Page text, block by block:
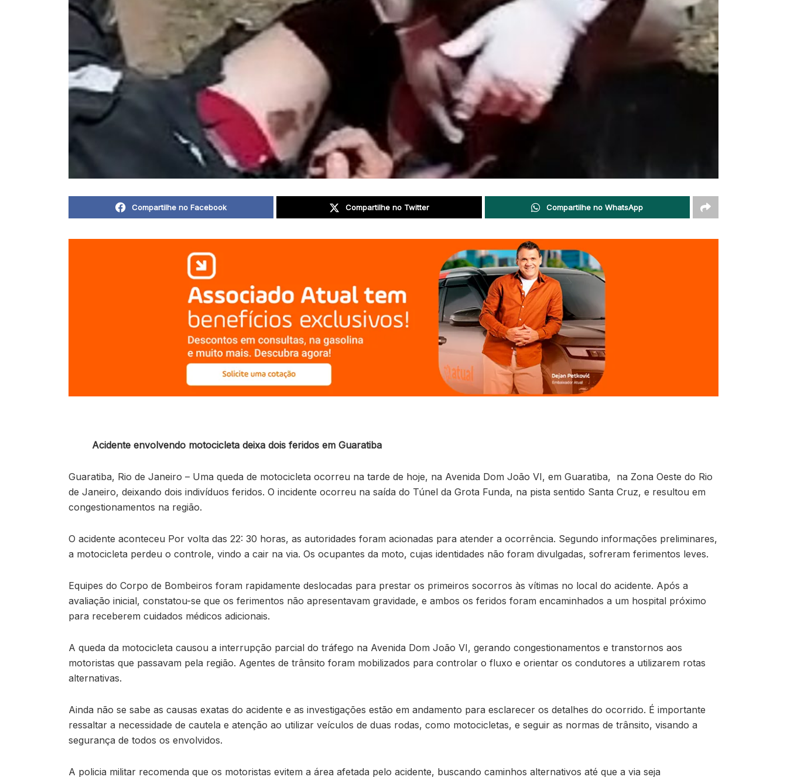
Compartilhe no Facebook Compartilhe no Twitter Compartilhe no WhatsApp
Acidente envolvendo motocicleta deixa dois feridos em Guaratiba
Guaratiba, Rio de Janeiro – Uma queda de motocicleta ocorreu na tarde de hoje, na Avenida Dom João VI, em Guaratiba, na Zona Oeste do Rio
de Janeiro, deixando dois indivíduos feridos. O incidente ocorreu na saída do Túnel da Grota Funda, na pista sentido Santa Cruz, e resultou em
congestionamentos na região.
O acidente aconteceu Por volta das 22: 30 horas, as autoridades foram acionadas para atender a ocorrência. Segundo informações preliminares,
a motocicleta perdeu o controle, vindo a cair na via. Os ocupantes da moto, cujas identidades não foram divulgadas, sofreram ferimentos leves.
Equipes do Corpo de Bombeiros foram rapidamente deslocadas para prestar os primeiros socorros às vítimas no local do acidente. Após a
avaliação inicial, constatou-se que os ferimentos não apresentavam gravidade, e ambos os feridos foram encaminhados a um hospital próximo
para receberem cuidados médicos adicionais.
A queda da motocicleta causou a interrupção parcial do tráfego na Avenida Dom João VI, gerando congestionamentos e transtornos aos
motoristas que passavam pela região. Agentes de trânsito foram mobilizados para controlar o fluxo e orientar os condutores a utilizarem rotas
alternativas.
Ainda não se sabe as causas exatas do acidente e as investigações estão em andamento para esclarecer os detalhes do ocorrido. É importante
ressaltar a necessidade de cautela e atenção ao utilizar veículos de duas rodas, como motocicletas, e seguir as normas de trânsito, visando a
segurança de todos os envolvidos.
A policia militar recomenda que os motoristas evitem a área afetada pelo acidente, buscando caminhos alternativos até que a via seja